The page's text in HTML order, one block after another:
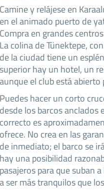
Camine y relájese en
en el animado puerto de
Compra en grandes
La colina de Tünektepe,
de la ciudad tiene un
superior hay un hotel, un
aunque el club está
Puedes hacer un corto
desde los barcos anclados
correcto es
ofrece. No crea en las
de inmediato; el barco se
hay una posibilidad
pasajeros para que suban
a ser más tranquilos que